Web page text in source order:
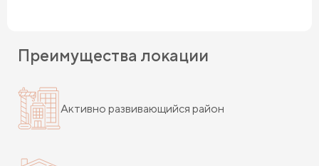
Преимущества локации
Активно развивающийся район